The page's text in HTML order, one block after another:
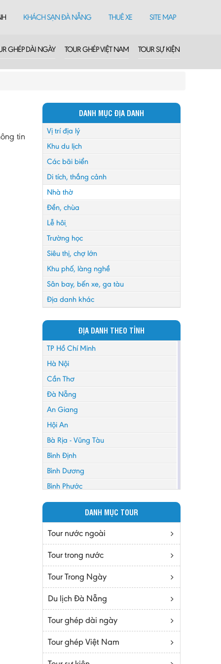
KHÁCH SẠN ĐÀ NẴNG THUÊ XE SITE MAP
GHÉP DÀI NGÀY TOUR GHÉP VIỆT NAM TOUR SỰ KIỆN
tin
DANH MỤC ĐỊA DANH
Vị trí địa lý
Khu du lịch
Các bãi biển
Di tích, thắng cảnh
Nhà thờ
Đền, chùa
Lễ hội
Trường học
Siêu thị, chợ lớn
Khu phố, làng nghề
Sân bay, bến xe, ga tàu
Địa danh khác
ĐỊA DANH THEO TỈNH
TP Hồ Chí Minh
Hà Nội
Cần Thơ
Đà Nẵng
An Giang
Hội An
Bà Rịa - Vũng Tàu
Bình Định
Bình Dương
Bình Phước
Bình Thuận
Bắc Giang
Bắc Ninh
Bến Tre
Cà mau
Cao Bằng
Daknông
Đồng Nai
Đồng Tháp
DANH MỤC TOUR
Tour nước ngoài
Tour trong nước
Tour Trong Ngày
Du lịch Đà Nẵng
Tour ghép dài ngày
Tour ghép Việt Nam